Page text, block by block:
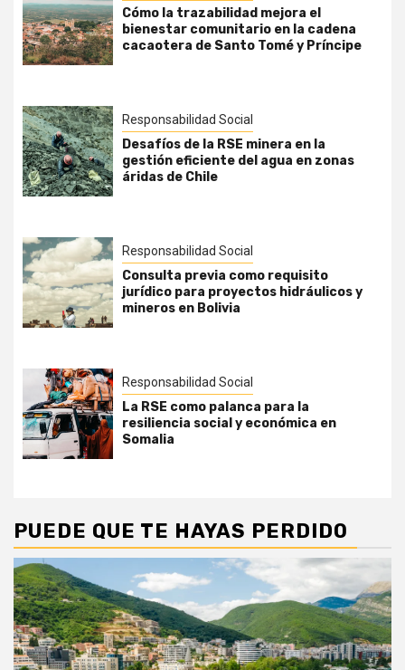
Cómo la trazabilidad mejora el
bienestar comunitario en la cadena
cacaotera de Santo Tomé y Príncipe
Responsabilidad Social
Desafíos de la RSE minera en la
gestión eficiente del agua en zonas
áridas de Chile
Responsabilidad Social
Consulta previa como requisito
jurídico para proyectos hidráulicos y
mineros en Bolivia
Responsabilidad Social
La RSE como palanca para la
resiliencia social y económica en
Somalia
PUEDE QUE TE HAYAS PERDIDO